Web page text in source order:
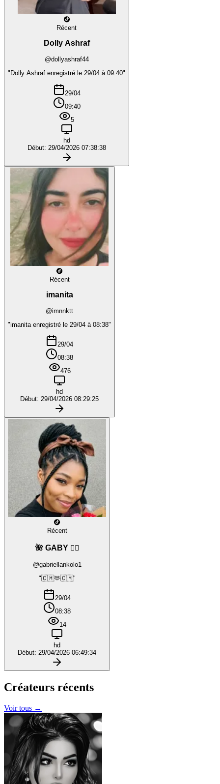
Récent
Dolly Ashraf
@dollyashraf44
"Dolly Ashraf enregistré le 29/04 à 09:40"
29/04
09:40
5
hd
Début: 29/04/2026 07:38:38
Récent
imanita
@imnnktt
"imanita enregistré le 29/04 à 08:38"
29/04
08:38
476
hd
Début: 29/04/2026 08:29:25
Récent
🌺 GABY ❤️‍🔥
@gabriellankolo1
"🇨🇲🫶🇨🇲"
29/04
08:38
14
hd
Début: 29/04/2026 06:49:34
Créateurs récents
Voir tous →